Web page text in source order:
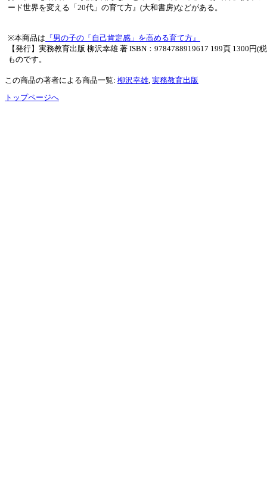
ード世界を変える「20代」の育て方』(大和書房)などがある。
※本商品は 『男の子の「自己肯定感」を高める育て方』
【発行】実務教育出版 柳沢幸雄 著 ISBN：9784788919617 199頁 1300円(
ものです。
この商品の著者による商品一覧: 柳沢幸雄 実務教育出版
トップページへ